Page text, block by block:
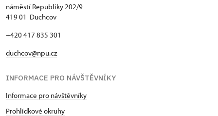
náměstí Republiky 202/9
419 01 Duchcov
+420 417 835 301
duchcov@npu.cz
INFORMACE PRO NÁVŠTĚVNÍKY
Informace pro návštěvníky
Prohlídkové okruhy